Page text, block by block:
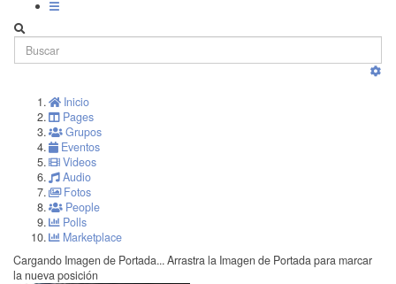
Inicio
Pages
Grupos
Eventos
Videos
Audio
Fotos
People
Polls
Marketplace
Cargando Imagen de Portada... Arrastra la Imagen de Portada para marcar
la nueva posición